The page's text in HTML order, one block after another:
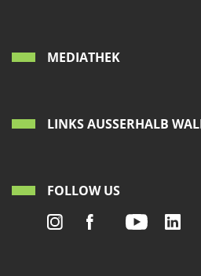
MEDIATHEK
LINKS AUSSERHALB
FOLLOW US